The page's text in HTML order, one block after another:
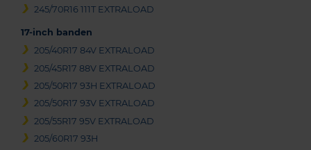
245/70R16 111T EXTRALOAD
17-inch banden
205/40R17 84V EXTRALOAD
205/45R17 88V EXTRALOAD
205/50R17 93H EXTRALOAD
205/50R17 93V EXTRALOAD
205/55R17 95V EXTRALOAD
205/60R17 93H